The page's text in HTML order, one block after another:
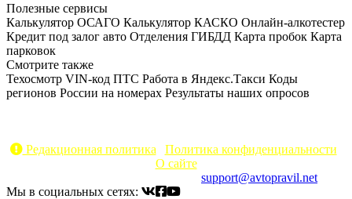
Полезные сервисы
Калькулятор ОСАГО Калькулятор КАСКО Онлайн-алкотестер
Кредит под залог авто Отделения ГИБДД Карта пробок Карта
парковок
Смотрите также
Техосмотр VIN-код ПТС Работа в Яндекс.Такси Коды
регионов России на номерах Результаты наших опросов
Редакционная политика
Политика конфиденциальности
О сайте
support@avtopravil.net
Мы в социальных сетях: